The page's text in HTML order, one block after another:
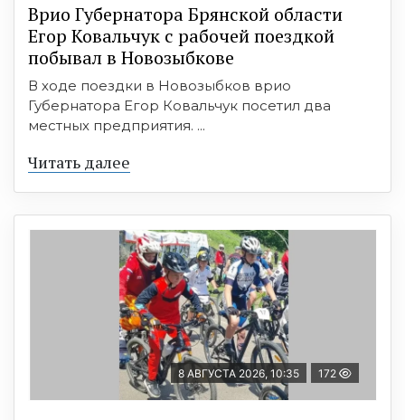
Врио Губернатора Брянской области
Егор Ковальчук с рабочей поездкой
побывал в Новозыбкове
В ходе поездки в Новозыбков врио
Губернатора Егор Ковальчук посетил два
местных предприятия. ...
Читать далее
8 АВГУСТА 2026, 10:35 172